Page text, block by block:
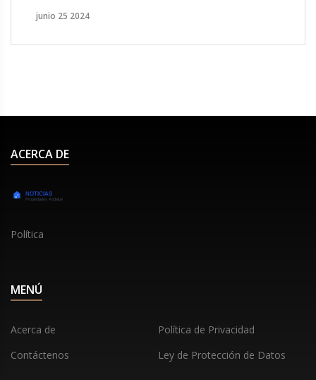
millones de hogares, aplicándose desde julio
junio 25 2024
ACERCA DE
Política
MENÚ
Acerca de
Política de Privacidad
Contáctenos
Ley de Protección de Datos